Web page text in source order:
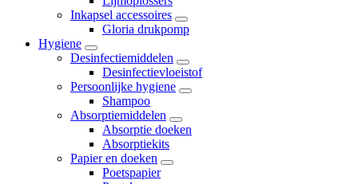
Inkapsel accessoires
Gloria drukpomp
Hygiene
Desinfectiemiddelen
Desinfectievloeistof
Persoonlijke hygiene
Shampoo
Absorptiemiddelen
Absorptie doeken
Absorptiekits
Papier en doeken
Poetspapier